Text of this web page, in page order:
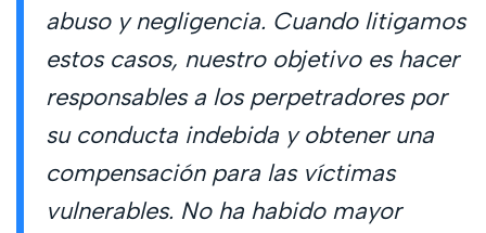
abuso y negligencia. Cuando litigamos
estos casos, nuestro objetivo es hacer
responsables a los perpetradores por
su conducta indebida y obtener una
compensación para las víctimas
vulnerables. No ha habido mayor